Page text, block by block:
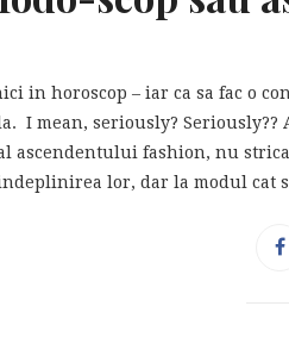
in horoscop – iar ca sa fac o
I mean, seriously?
ascendentului fashion, nu
lor, dar la modul cat